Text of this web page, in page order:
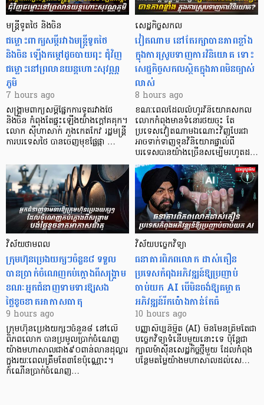
មន្ត្រីទូតថៃ និងចិន
ជម្លោះពាក្យសម្តីរវាងមន្ត្រីទូតថៃ
និងចិន ឡើងកម្ដៅដូចបាយពុះ ជុំវិញ
ជម្លោះនៅព្រលានយន្តហោះសុវណ្ណ
ភូមិ
7 hours ago
សង្គ្រាមពាក្យសម្តីផ្នែកការទូតរវាងថៃ
និងចិន កំពុងតែផ្ទុះឡើងយ៉ាងក្តៅគគុក។
លោក ស៊ីហាសាក់ ភួងកេតកែវ រដ្ឋមន្ត្រី
ការបរទេសថៃ បានចេញមុខផ្លែផ្កា …
សេដ្ឋកិច្ចសកល
វៀតណាម នៅតែរក្សាបានភាពខ្លាំង
ក្នុងការស្រូបទាញការវិនិយោគ​ ទោះ
សេដ្ឋកិច្ចសកលស្ថិតក្នុងភាពមិនច្បាស់
លាស់
8 hours ago
ខណៈពេលដែលលំហូរវិនិយោគសកល
លោកកំពុងមានទំនោរថយចុះ តែ
ប្រទេសវៀតណាមឯណោះវិញបែរជា
អាចទាក់ទាញទុនវិនិយោគផ្ទាល់ពី
បរទេសបានយ៉ាងច្រើនសម្បើមរហូតដ…
វិស័យថាមពល
ក្រុមហ៊ុនប្រេងយក្សៗចំនួន៨ ទទួល
បានប្រាក់ចំណេញកប់ក្តោងពីសង្គ្រាម
ខណៈអ្នកជំនាញទាមទារឱ្យសង
ថ្លៃខូចខាតអាកាសធាតុ
9 hours ago
ក្រុមហ៊ុនប្រេងយក្សៗចំនួន៨ នៅលើ
ពិភពលោក បានប្រមូលប្រាក់ចំណេញ
យ៉ាងមហាសាលជាង៩០ពាន់លានដុល្លារ
ក្នុងរយៈពេលត្រឹមតែ៣ខែប៉ុណ្ណោះ។
កំណើនប្រាក់ចំណេញ…
វិស័យបច្ចេកវិទ្យា
ធនាគារពិភពលោក ដាស់តឿន
ប្រទេសកំពុងអភិវឌ្ឍន៍ឱ្យប្រញាប់
ចាប់យក AI បើមិនចង់ឱ្យគម្លាត
អភិវឌ្ឍន៍រីកប៉ោងកាន់តែធំ
10 hours ago
បញ្ញាសិប្បនិម្មិត (AI) មិនមែនត្រឹមតែជា
បច្ចេកវិទ្យាទំនើបមួយនោះទេ ប៉ុន្តែជា
ក្បាលម៉ាស៊ីនសេដ្ឋកិច្ចថ្មីមួយ ដែលកំពុង
បន្ថែមតម្លៃយ៉ាងមហាសាលដល់សេ…